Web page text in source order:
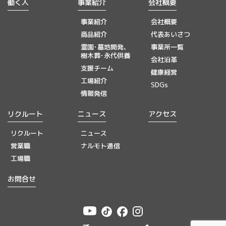
働く人 事業紹介
事業紹介
商品紹介
霊園･墓地開発、
樹木葬･永代供養
支援チーム
工場紹介
情報発信
会社概要
会社概要
代表あいさつ
事業所一覧
会社沿革
健康経営
SDGs
リクルート
リクルート
営業職
工場職
ニュース
ニュース
ナルモト通信
アクセス
お問合せ